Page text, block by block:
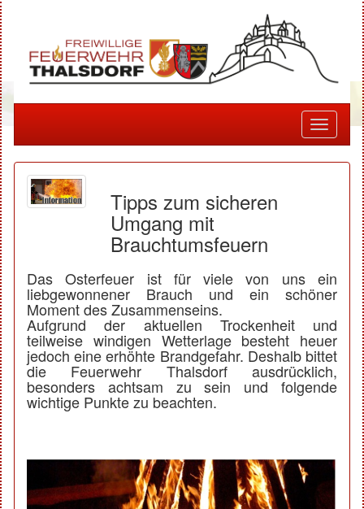
Toggle
Tipps zum sicheren
Umgang mit
Brauchtumsfeuern
Das Osterfeuer ist für viele von uns ein
liebgewonnener Brauch und ein schöner
Moment des Zusammenseins.
Aufgrund der aktuellen Trockenheit und
teilweise windigen Wetterlage besteht heuer
jedoch eine erhöhte Brandgefahr. Deshalb bittet
die Feuerwehr Thalsdorf ausdrücklich,
besonders achtsam zu sein und folgende
wichtige Punkte zu beachten.